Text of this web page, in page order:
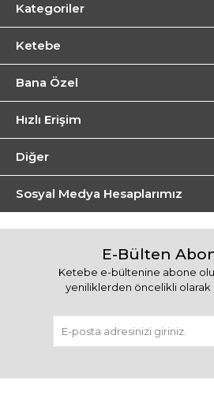
Kategoriler
Ketebe
Bana Özel
Hızlı Erişim
Diğer
Sosyal Medya Hesaplarımız
E-Bülten
Ketebe e-bültenine abone
yeniliklerden öncelikli olarak